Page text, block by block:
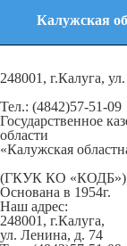
Калужская
248001, г.Калуга,
Тел.: (4842)57-51-09
Государственное
области
«Калужская
(ГКУК КО «КОДБ»)
Основана в 1954г.
Наш адрес:
248001, г.Калуга,
ул. Ленина, д. 74